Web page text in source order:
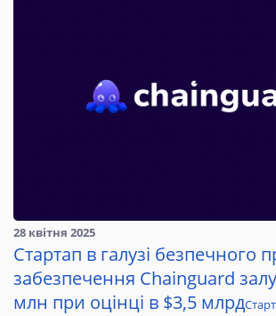
28 квітня 2025
Стартап в галузі безпечного
забезпечення Chainguard
млн при оцінці в $3,5 млрд